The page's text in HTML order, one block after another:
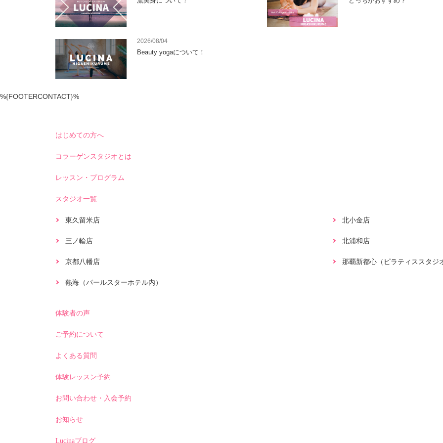
2026/08/04
Beauty yogaについて！
%{FOOTERCONTACT}%
はじめての方へ
コラーゲンスタジオとは
レッスン・プログラム
スタジオ一覧
東久留米店 北小金店
三ノ輪店 北浦和店
京都八幡店 那覇新都心（ピラティススタジ
熱海（パールスターホテル内）
体験者の声
ご予約について
よくある質問
体験レッスン予約
お問い合わせ・入会予約
お知らせ
Lucinaブログ